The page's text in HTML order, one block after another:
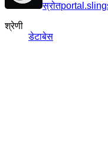
स्रोत
श्रेणी
डेटाबेस